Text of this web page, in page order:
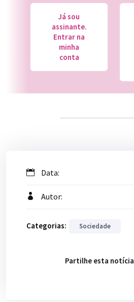
Já sou
assinante.
Entrar na
minha
conta
Data:
Autor:
Categorias: Sociedade
Partilhe esta notícia